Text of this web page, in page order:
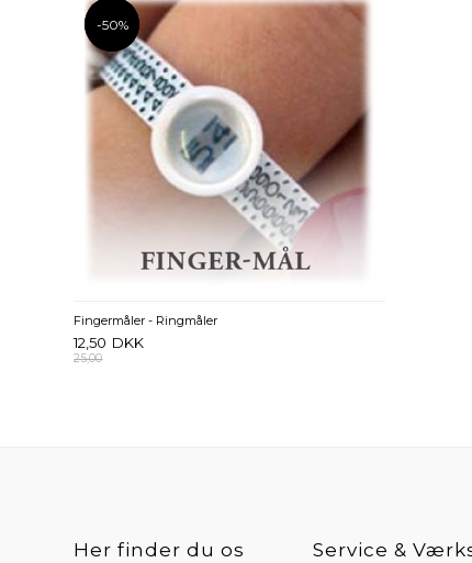
-50%
-50%
Fingermåler - Ringmåler
12,50 DKK
25,00
Her finder du os Service &